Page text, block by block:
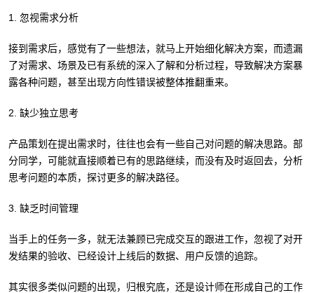
1. 忽视需求分析
接到需求后，感觉有了一些想法，就马上开始细化解决方案，而遗漏
了对需求、场景及已有系统的深入了解和分析过程，导致解决方案暴
露各种问题，甚至出现方向性错误被整体推翻重来。
2. 缺少独立思考
产品策划在提出需求时，往往也会有一些自己对问题的解决思路。部
分同学，可能就直接顺着已有的思路继续，而没有及时返回去，分析
思考问题的本质，探讨更多的解决路径。
3. 缺乏时间管理
当手上的任务一多，就无法兼顾已完成交互的跟进工作，忽视了对开
发结果的验收、已经设计上线后的数据、用户反馈的追踪。
其实很多类似问题的出现，归根究底，还是设计师在形成自己的工作